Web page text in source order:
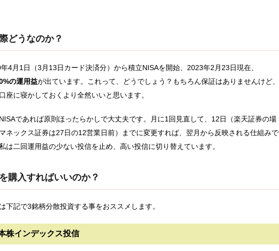
どうなのか？
4月1日（3月13日カード決済分）から積立NISAを開始、2023年2月23日現在、
の運用益が出ています。これって、どうでしょう？もちろん保証はありませんけど、
座に寝かしておくより全然いいと思います。
であれば原則ほったらかしで大丈夫です。月に1回見直して、12日（楽天証券の場
ネックス証券は27日の12営業日前）までに変更すれば、翌月から反映される仕組みで
は二回運用益の少ない投信を止め、高い投信に切り替えています。
購入すればいいのか？
下記で3銘柄分散投資する事をおススメします。
株インデックス投信